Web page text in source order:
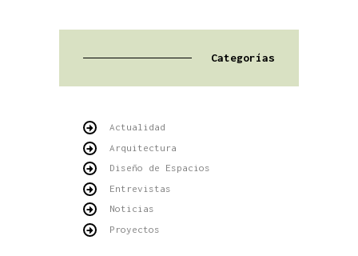
Categorías
Actualidad
Arquitectura
Diseño de Espacios
Entrevistas
Noticias
Proyectos